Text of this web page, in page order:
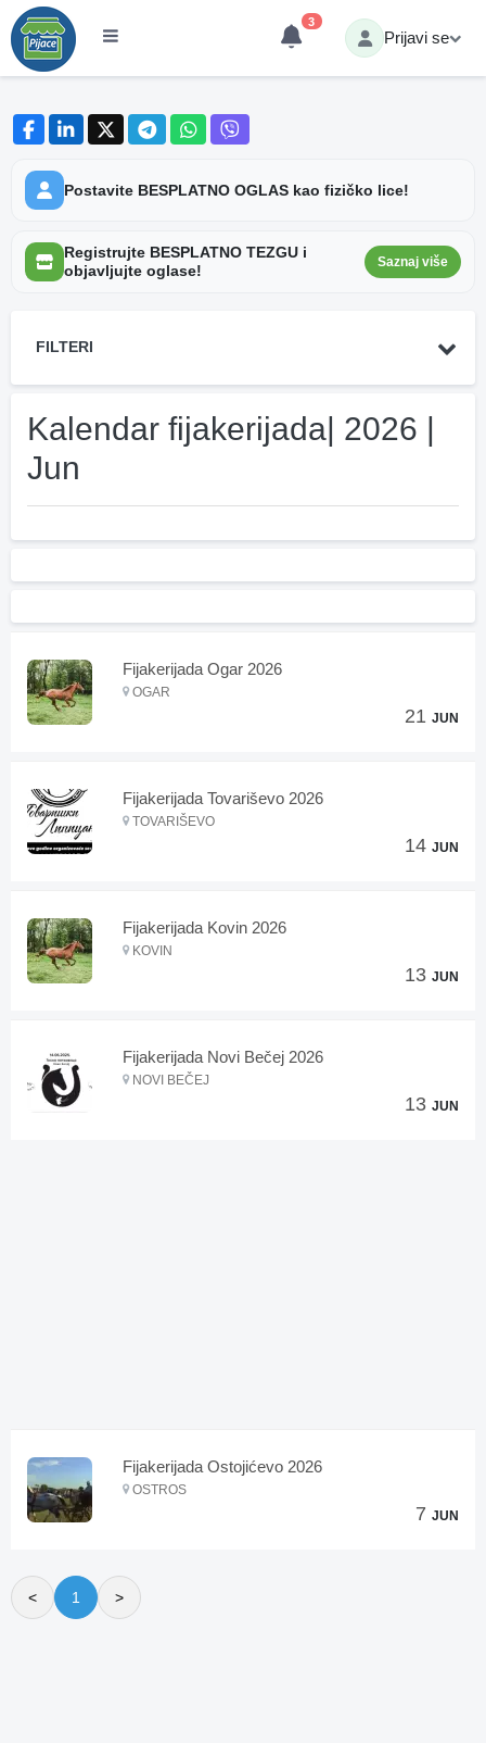
3
Prijavi se
Postavite BESPLATNO OGLAS kao fizičko lice!
Registrujte BESPLATNO TEZGU i
objavljujte oglase!
Saznaj više
FILTERI
Kalendar fijakerijada| 2026 |
Jun
Fijakerijada Ogar 2026
OGAR
21 JUN
Fijakerijada Tovariševo 2026
TOVARIŠEVO
14 JUN
Fijakerijada Kovin 2026
KOVIN
13 JUN
Fijakerijada Novi Bečej 2026
NOVI BEČEJ
13 JUN
Fijakerijada Ostojićevo 2026
OSTROS
7 JUN
< 1 >